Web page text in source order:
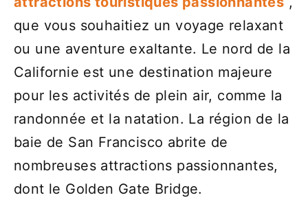
que vous souhaitiez un voyage relaxant
ou une aventure exaltante. Le nord de la
Californie est une destination majeure
pour les activités de plein air, comme la
randonnée et la natation. La région de la
baie de San Francisco abrite de
nombreuses attractions passionnantes,
dont le Golden Gate Bridge.